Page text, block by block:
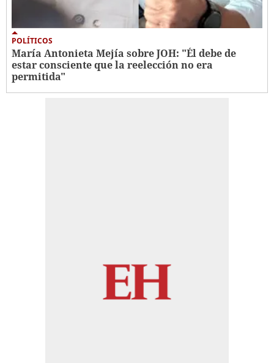
POLÍTICOS
María Antonieta Mejía sobre JOH: "Él debe de
estar consciente que la reelección no era
permitida"